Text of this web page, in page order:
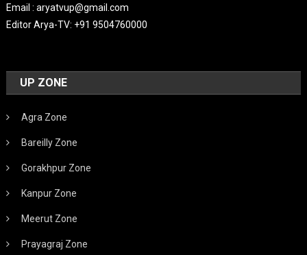
Email : aryatvup@gmail.com
Editor Arya-TV: +91 9504760000
UP ZONE
Agra Zone
Bareilly Zone
Gorakhpur Zone
Kanpur Zone
Meerut Zone
Prayagraj Zone